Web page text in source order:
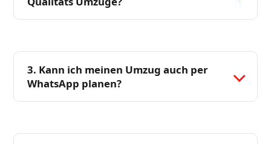
3. Kann ich meinen Umzug auch per
WhatsApp planen?